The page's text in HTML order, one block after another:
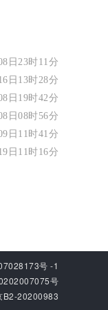
日23时11分
日13时28分
日19时42分
日08时56分
日11时41分
日11时16分
号 -1
号
B2-20200983